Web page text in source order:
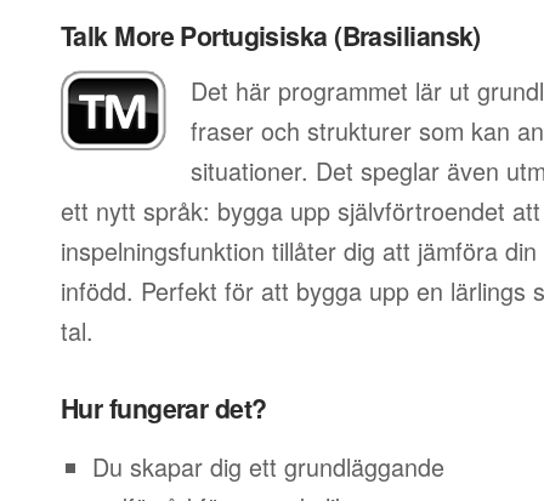
Talk More Portugisiska (Brasiliansk)
Det här programmet lär ut
fraser och strukturer som kan
situationer. Det speglar även
ett nytt språk: bygga upp självförtroendet att
inspelningsfunktion tillåter dig att jämföra
infödd. Perfekt för att bygga upp en lärlings
tal.
Hur fungerar det?
Du skapar dig ett grundläggande